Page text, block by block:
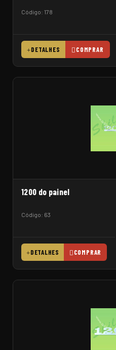
Código: 178
DETALHES COMPRAR
1200 do painel
Código: 63
DETALHES COMPRAR